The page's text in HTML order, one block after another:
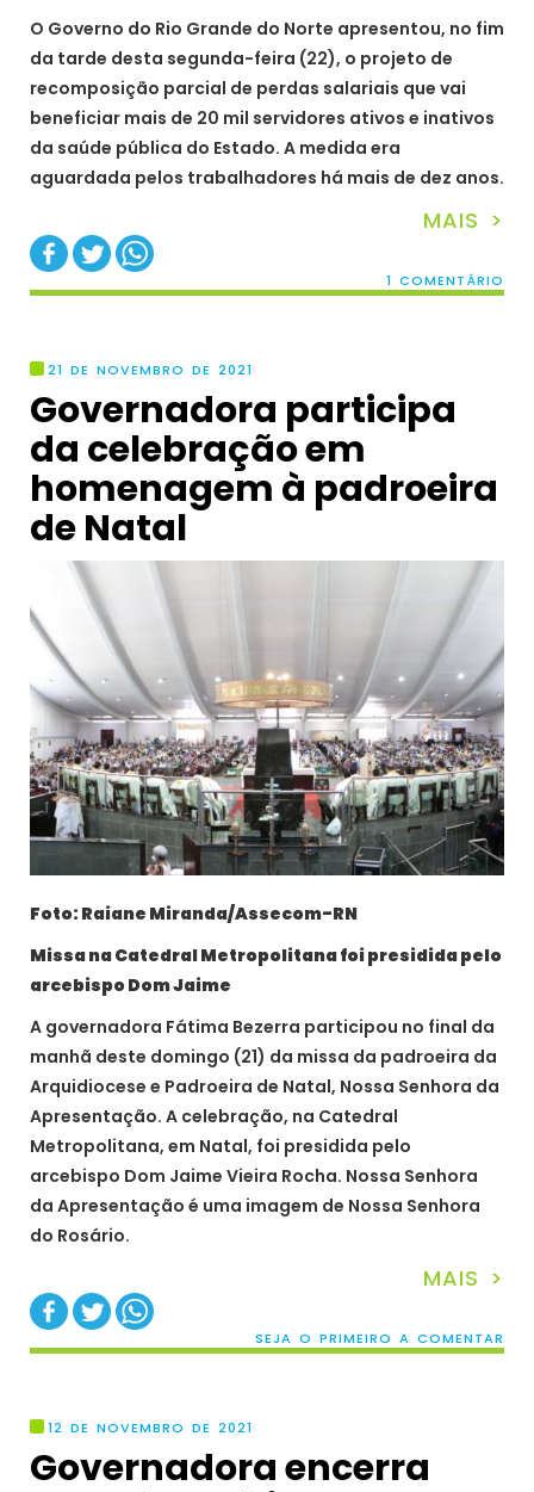
O Governo do Rio Grande do Norte apresentou, no fim
da tarde desta segunda-feira (22), o projeto de
recomposição parcial de perdas salariais que vai
beneficiar mais de 20 mil servidores ativos e inativos
da saúde pública do Estado. A medida era
aguardada pelos trabalhadores há mais de dez anos.
MAIS >
1 COMENTÁRIO
21 DE NOVEMBRO DE 2021
Governadora participa
da celebração em
homenagem à padroeira
de Natal
Foto: Raiane Miranda/Assecom-RN
Missa na Catedral Metropolitana foi presidida pelo
arcebispo Dom Jaime
A governadora Fátima Bezerra participou no final da
manhã deste domingo (21) da missa da padroeira da
Arquidiocese e Padroeira de Natal, Nossa Senhora da
Apresentação. A celebração, na Catedral
Metropolitana, em Natal, foi presidida pelo
arcebispo Dom Jaime Vieira Rocha. Nossa Senhora
da Apresentação é uma imagem de Nossa Senhora
do Rosário.
MAIS >
SEJA O PRIMEIRO A COMENTAR
12 DE NOVEMBRO DE 2021
Governadora encerra